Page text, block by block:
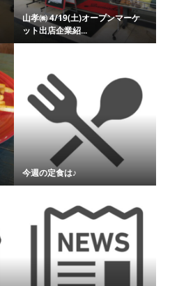
山孝㈱ 4/19(土)オープンマーケ
ット出店企業紹...
今週の定食は♪